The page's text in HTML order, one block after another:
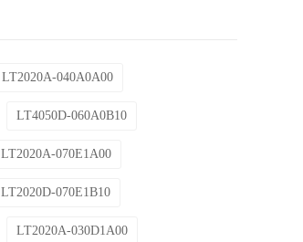
LT2020A-040A0A00
LT4050D-060A0B10
LT2020A-070E1A00
LT2020D-070E1B10
LT2020A-030D1A00